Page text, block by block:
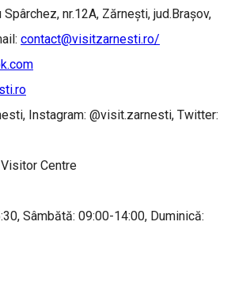
nr.12A, Zărnești, jud.Brașov,
contact@visitzarnesti.ro/
Instagram: @visit.zarnesti, Twitter:
Centre
Sâmbătă: 09:00-14:00, Duminică: